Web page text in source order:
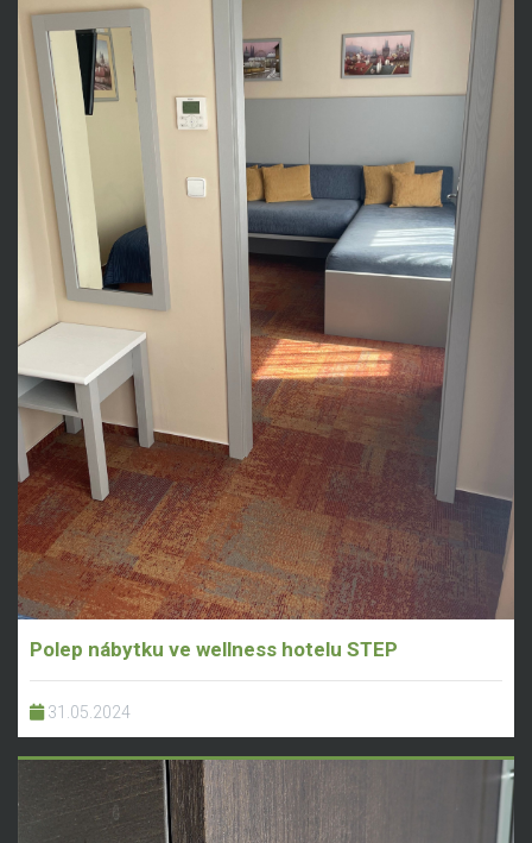
Polep nábytku ve wellness hotelu STEP
31.05.2024